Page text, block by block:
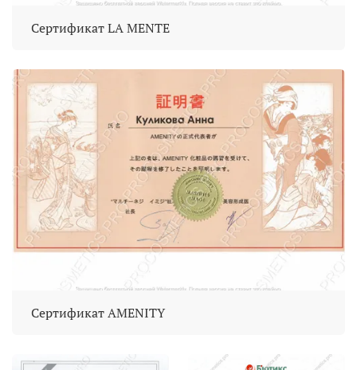
Сертификат LA MENTE
Сертификат AMENITY